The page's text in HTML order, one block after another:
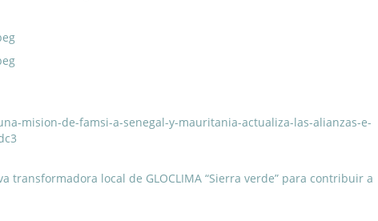
mision-de-famsi-a-senegal-y-mauritania-actualiza-las-alianzas-e-
transformadora local de GLOCLIMA “Sierra verde” para contribuir a